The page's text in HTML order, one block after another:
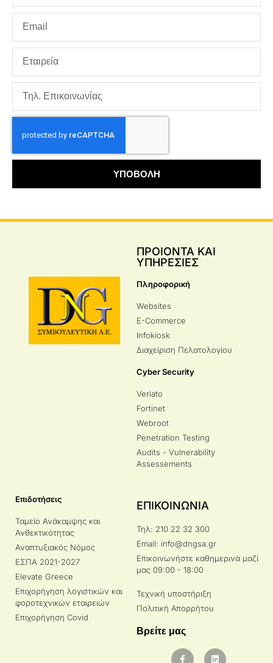
ΥΠΟΒΟΛΗ
ΠΡΟΙΟΝΤΑ ΚΑΙ
ΥΠΗΡΕΣΙΕΣ
Πληροφορική
Websites
E-Commerce
Infokiosk
Διαχείριση Πελατολογίου
Cyber Security
Veriato
Fortinet
Webroot
Penetration Testing
Audits - Vulnerability
Assessements
Επιδοτήσεις
Ταμείο Ανάκαμψης και
Ανθεκτικότητας
Αναπτυξιακός Νόμος
ΕΣΠΑ 2021-2027
Elevate Greece
Επιχορήγηση λογιστικών και
φοροτεχνικών εταιρειών
Επιχορήγηση Covid
ΕΠΙΚΟΙΝΩΝΙΑ
Τηλ: 210 22 32 300
Email: info@dngsa.gr
Επικοινωνήστε καθημερινά μαζί
μας 09:00 - 18:00
Τεχνική υποστήριξη
Πολιτική Απορρήτου
Βρείτε μας